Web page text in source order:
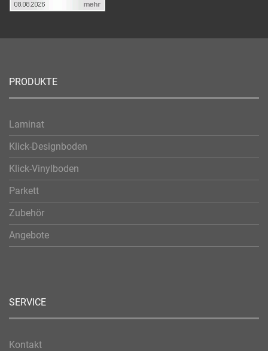
PRODUKTE
Laminat
Klick-Designboden
Klick-Vinylboden
Parkett
Zubehör
Angebote
SERVICE
Kontakt